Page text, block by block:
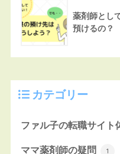
薬剤師とし
預けるの？
カテゴリー
ファル子の転職サイト
ママ薬剤師の疑問 1